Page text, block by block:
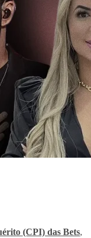
(CPI) das Bets,